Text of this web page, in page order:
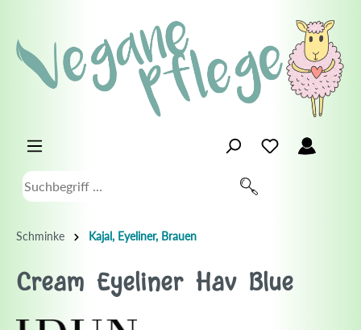
Schminke Kajal, Eyeliner, Brauen
Cream Eyeliner Hav Blue